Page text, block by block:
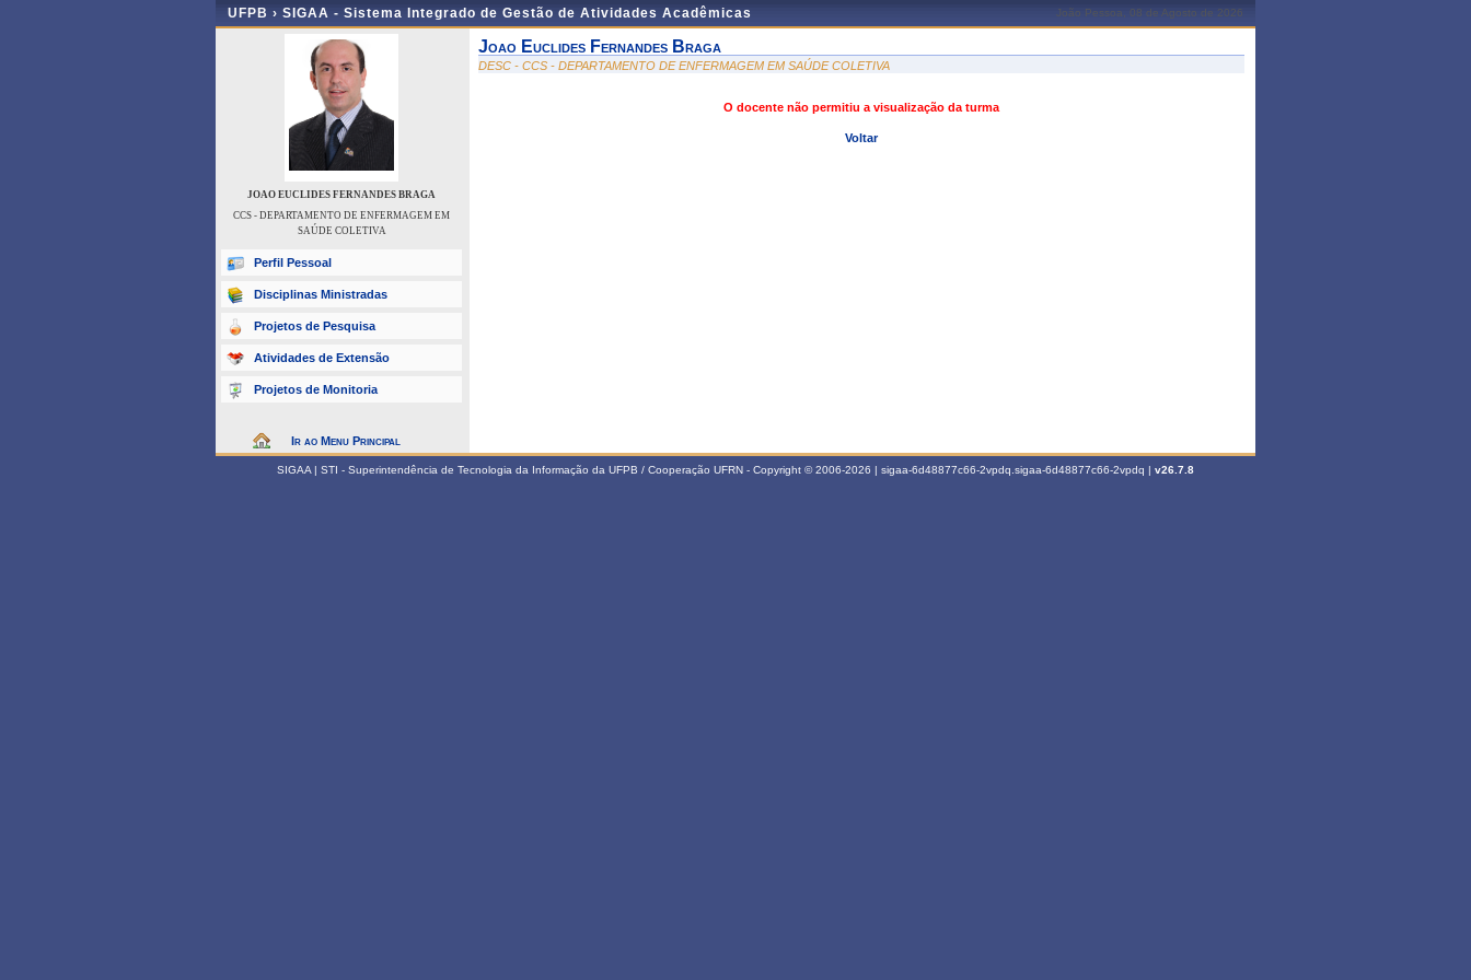
UFPB › SIGAA - Sistema Integrado de Gestão de Atividades Acadêmicas João Pessoa, 08 de Agosto de 2026
JOAO EUCLIDES FERNANDES BRAGA
CCS - DEPARTAMENTO DE ENFERMAGEM EM
SAÚDE COLETIVA
Perfil Pessoal
Disciplinas Ministradas
Projetos de Pesquisa
Atividades de Extensão
Projetos de Monitoria
Ir ao Menu Principal
Joao Euclides Fernandes Braga
DESC - CCS - DEPARTAMENTO DE ENFERMAGEM EM SAÚDE COLETIVA
O docente não permitiu a visualização da turma
Voltar
SIGAA | STI - Superintendência de Tecnologia da Informação da UFPB / Cooperação UFRN - Copyright © 2006-2026 | sigaa-6d48877c66-2vpdq.sigaa-6d48877c66-2vpdq | v26.7.8